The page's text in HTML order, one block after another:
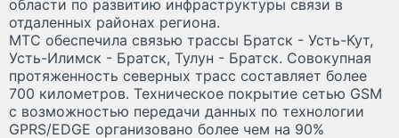
области по развитию инфраструктуры связи в
отдаленных районах региона.
МТС обеспечила связью трассы Братск - Усть-Кут,
Усть-Илимск - Братск, Тулун - Братск. Совокупная
протяженность северных трасс составляет более
700 километров. Техническое покрытие сетью GSM
с возможностью передачи данных по технологии
GPRS/EDGE организовано более чем на 90%